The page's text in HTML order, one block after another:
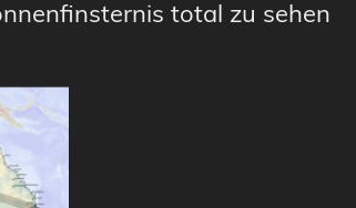
total zu sehen